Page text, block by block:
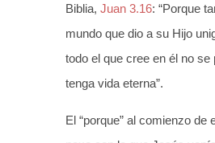
Biblia, Juan 3.16: “Porque
mundo que dio a su Hijo
todo el que cree en él no se
tenga vida eterna”.
El “porque” al comienzo de